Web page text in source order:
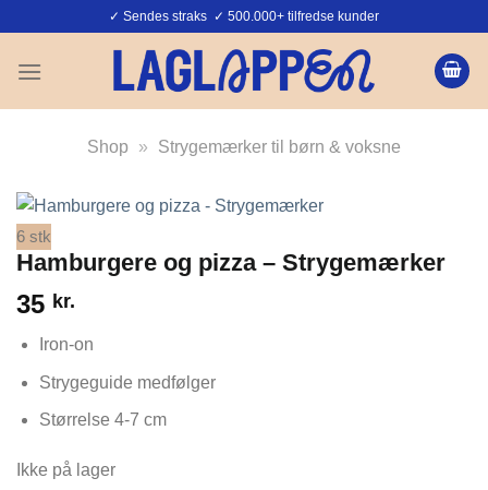
indhold
✓ Sendes straks ✓ 500.000+ tilfredse kunder
Shop » Strygemærker til børn & voksne
6 stk
Hamburgere og pizza – Strygemærker
35 kr.
Iron-on
Strygeguide medfølger
Størrelse 4-7 cm
Ikke på lager